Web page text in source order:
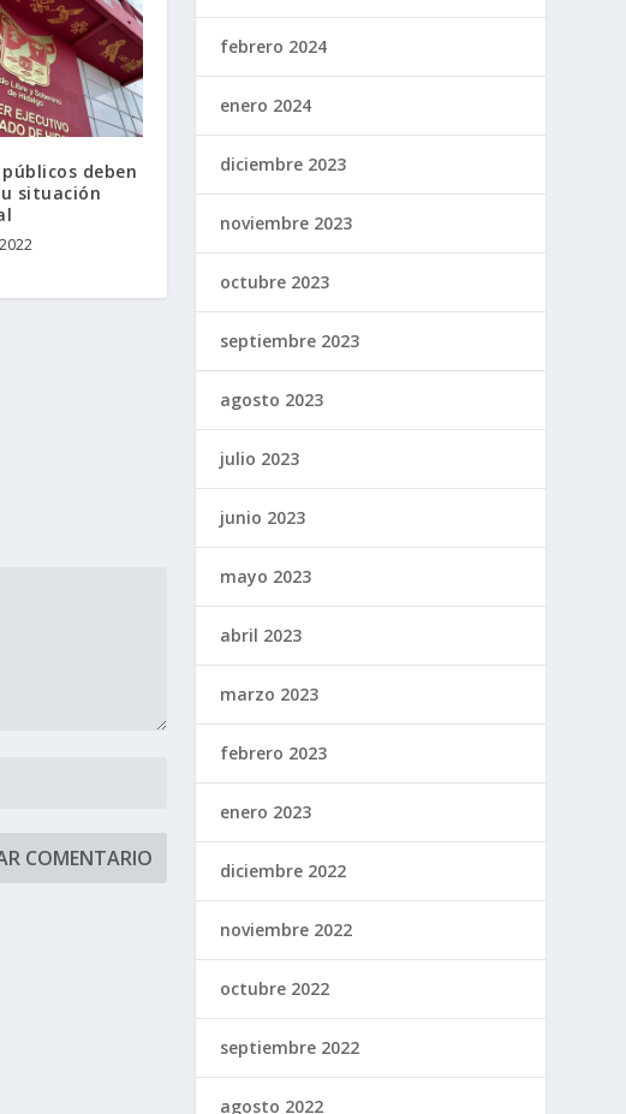
deben
situación
febrero 2024
enero 2024
diciembre 2023
noviembre 2023
octubre 2023
septiembre 2023
agosto 2023
julio 2023
junio 2023
mayo 2023
abril 2023
marzo 2023
febrero 2023
enero 2023
diciembre 2022
noviembre 2022
octubre 2022
septiembre 2022
agosto 2022